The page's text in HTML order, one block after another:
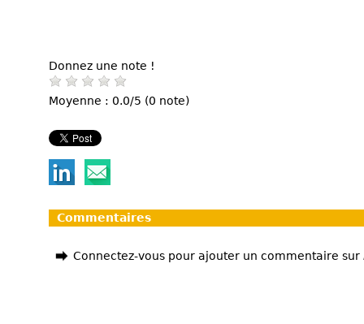
Donnez une note !
Moyenne : 0.0/5 (0 note)
Commentaires
Connectez-vous pour ajouter un commentaire sur